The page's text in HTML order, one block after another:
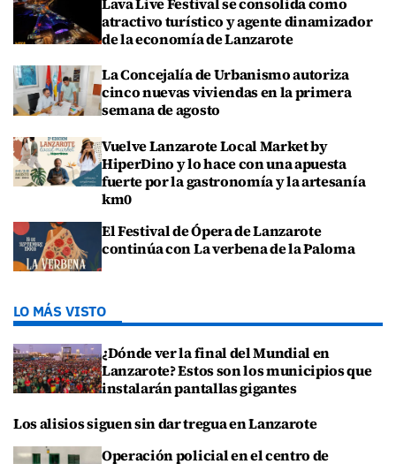
atractivo turístico y agente dinamizador
de la economía de Lanzarote
La Concejalía de Urbanismo autoriza
cinco nuevas viviendas en la primera
semana de agosto
Vuelve Lanzarote Local Market by
HiperDino y lo hace con una apuesta
fuerte por la gastronomía y la artesanía
km0
El Festival de Ópera de Lanzarote
continúa con La verbena de la Paloma
LO MÁS VISTO
¿Dónde ver la final del Mundial en
Lanzarote? Estos son los municipios que
instalarán pantallas gigantes
Los alisios siguen sin dar tregua en Lanzarote
Operación policial en el centro de